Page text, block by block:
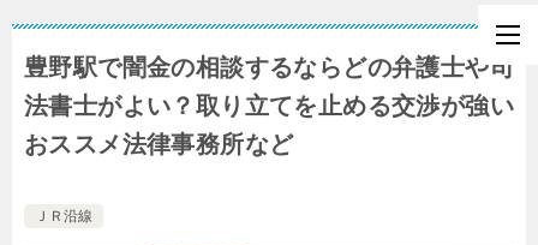
豊野駅で闇金の相談するならどの弁護士や司
法書士がよい？取り立てを止める交渉が強い
おススメ法律事務所など
ＪＲ沿線